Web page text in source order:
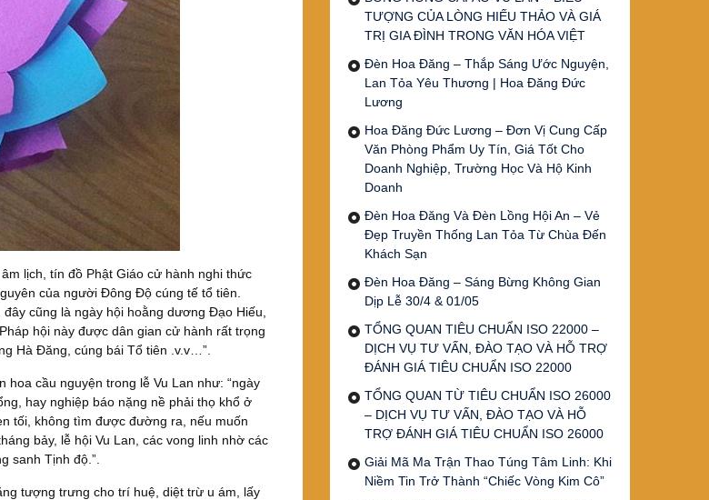
lịch, tín đồ Phật Giáo cử hành nghi thức
của người Đông Độ cúng tế tổ tiên.
cũng là ngày hội hoằng dương Đạo Hiếu,
hội này được dân gian cử hành rất trọng
Hà Đăng, cúng bái Tổ tiên .v.v…”.
hoa cầu nguyện trong lễ Vu Lan như: “ngày
hay nghiệp báo nặng nề phải thọ khổ ở
tối, không tìm được đường ra, nếu muốn
bảy, lễ hội Vu Lan, các vong linh nhờ các
sanh Tịnh độ.”.
tượng trưng cho trí huệ, diệt trừ u ám, lấy
TƯỢNG CỦA LÒNG HIẾU THẢO VÀ GIÁ
TRỊ GIA ĐÌNH TRONG VĂN HÓA VIỆT
Đèn Hoa Đăng – Thắp Sáng Ước Nguyện,
Lan Tỏa Yêu Thương | Hoa Đăng Đức
Lương
Hoa Đăng Đức Lương – Đơn Vị Cung Cấp
Văn Phòng Phẩm Uy Tín, Giá Tốt Cho
Doanh Nghiệp, Trường Học Và Hộ Kinh
Doanh
Đèn Hoa Đăng Và Đèn Lồng Hội An – Vẻ
Đẹp Truyền Thống Lan Tỏa Từ Chùa Đến
Khách Sạn
Đèn Hoa Đăng – Sáng Bừng Không Gian
Dịp Lễ 30/4 & 01/05
TỔNG QUAN TIÊU CHUẨN ISO 22000 –
DỊCH VỤ TƯ VẤN, ĐÀO TẠO VÀ HỖ TRỢ
ĐÁNH GIÁ TIÊU CHUẨN ISO 22000
TỔNG QUAN TỪ TIÊU CHUẨN ISO 26000
– DỊCH VỤ TƯ VẤN, ĐÀO TẠO VÀ HỖ
TRỢ ĐÁNH GIÁ TIÊU CHUẨN ISO 26000
Giải Mã Ma Trận Thao Túng Tâm Linh: Khi
Niềm Tin Trở Thành “Chiếc Vòng Kim Cô”